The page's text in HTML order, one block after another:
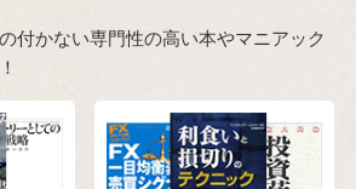
付かない専門性の高い本やマニアック